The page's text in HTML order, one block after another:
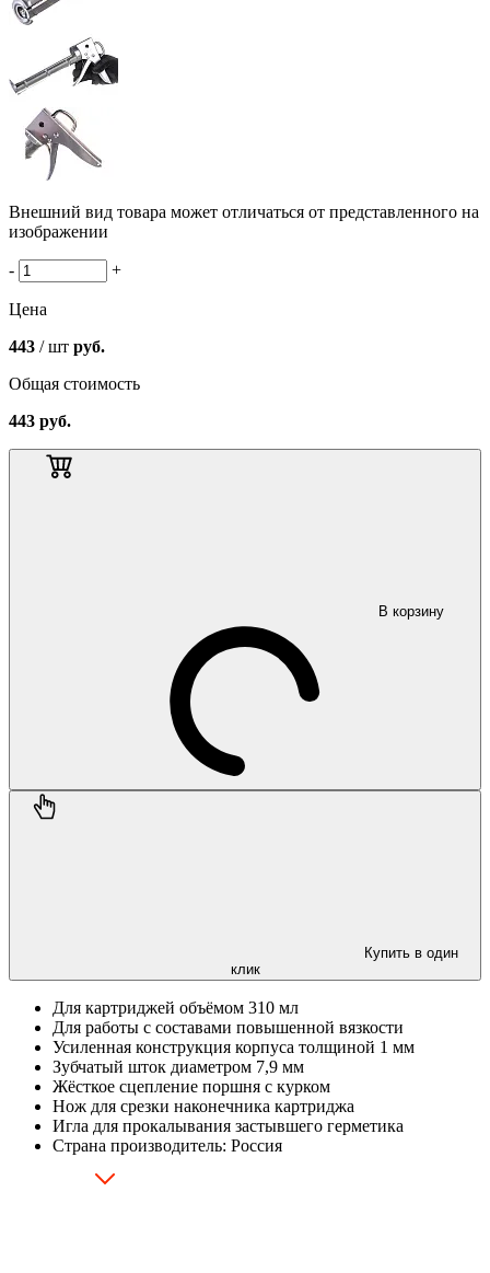
Внешний вид товара может отличаться от представленного на
изображении
- +
Цена
443 / шт руб.
Общая стоимость
443 руб.
В корзину
Купить в один
клик
Для картриджей объёмом 310 мл
Для работы с составами повышенной вязкости
Усиленная конструкция корпуса толщиной 1 мм
Зубчатый шток диаметром 7,9 мм
Жёсткое сцепление поршня с курком
Нож для срезки наконечника картриджа
Игла для прокалывания застывшего герметика
Страна производитель: Россия